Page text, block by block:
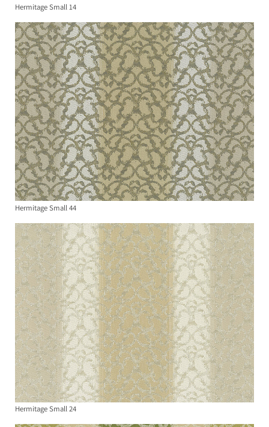
Hermitage Small 14
Hermitage Small 44
Hermitage Small 24